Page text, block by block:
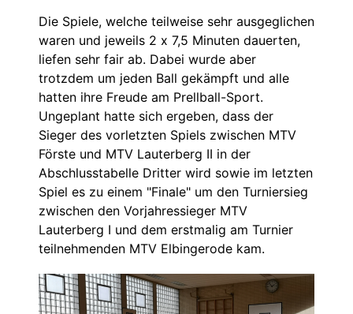
Die Spiele, welche teilweise sehr ausgeglichen
waren und jeweils 2 x 7,5 Minuten dauerten,
liefen sehr fair ab. Dabei wurde aber
trotzdem um jeden Ball gekämpft und alle
hatten ihre Freude am Prellball-Sport.
Ungeplant hatte sich ergeben, dass der
Sieger des vorletzten Spiels zwischen MTV
Förste und MTV Lauterberg II in der
Abschlusstabelle Dritter wird sowie im letzten
Spiel es zu einem "Finale" um den Turniersieg
zwischen den Vorjahressieger MTV
Lauterberg I und dem erstmalig am Turnier
teilnehmenden MTV Elbingerode kam.